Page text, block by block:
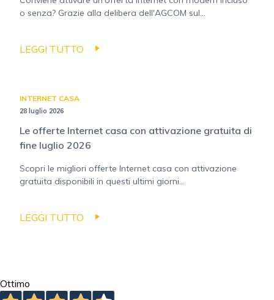
o senza? Grazie alla delibera dell'AGCOM sul...
LEGGI TUTTO
INTERNET CASA
28 luglio 2026
Le offerte Internet casa con attivazione gratuita di
fine luglio 2026
Scopri le migliori offerte Internet casa con attivazione
gratuita disponibili in questi ultimi giorni...
LEGGI TUTTO
Ottimo